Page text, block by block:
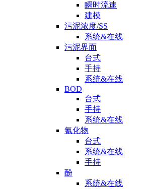
瞬时流速
建模
污泥浓度/SS
系统&在线
污泥界面
台式
手持
系统&在线
BOD
台式
手持
系统&在线
氰化物
台式
系统&在线
手持
酚
系统&在线